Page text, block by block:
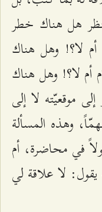
هل هناك خطر
لا؟! وهل هناك
أم لا؟! وهل هناك
موقعيّته لا إلى
وهذه المسألة
في محاضرة، أم
لا علاقة لي